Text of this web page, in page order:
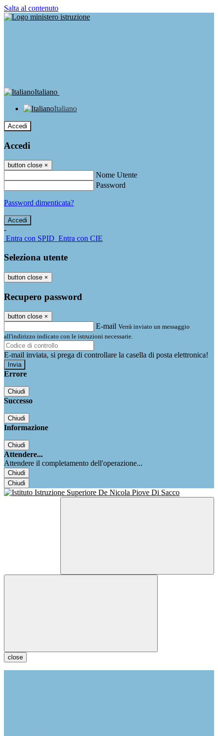
Salta al contenuto
Italiano
Italiano
Accedi
Accedi
button close ×
Nome Utente
Password
Password dimenticata?
-
Entra con SPID Entra con CIE
Seleziona utente
button close ×
Recupero password
button close ×
E-mail Verrà inviato un messaggio
all'indirizzo indicato con le istruzioni necessarie.
E-mail inviata, si prega di controllare la casella di posta elettronica!
Errore
Chiudi
Successo
Chiudi
Informazione
Chiudi
Attendere...
Attendere il completamento dell'operazione...
Chiudi
Chiudi
close